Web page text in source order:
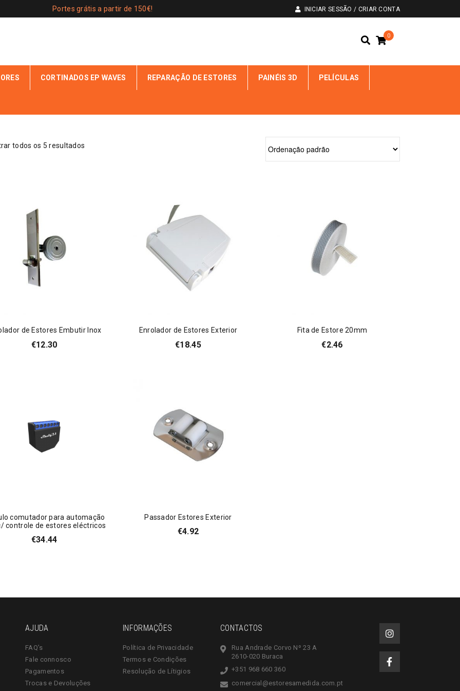
Portes grátis a partir de 150€! INICIAR SESSÃO / CRIAR CONTA
0
CORTINADOS EP WAVES REPARAÇÃO DE ESTORES PAINÉIS 3D PELÍCULAS
todos os 5 resultados
de Estores Embutir Inox
€12.30
Enrolador de Estores Exterior
€18.45
Fita de Estore 20mm
€2.46
comutador para automação
controle de estores eléctricos
€34.44
Passador Estores Exterior
€4.92
AJUDA
FAQ’s
Fale connosco
Pagamentos
Trocas e Devoluções
INFORMAÇÕES
Política de Privacidade
Termos e Condições
Resolução de Lítigios
CONTACTOS
Rua Andrade Corvo Nº 23 A
2610-020 Buraca
+351 968 660 360
comercial@estoresamedida.com.pt